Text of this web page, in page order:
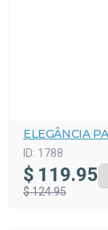
ELEGÂNCIA
ID: 1788
$ 119.95
$ 124.95